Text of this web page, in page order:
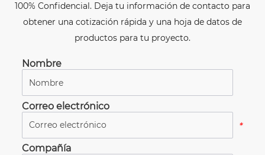
100% Confidencial. Deja tu información de contacto para
obtener una cotización rápida y una hoja de datos de
productos para tu proyecto.
Nombre
Correo electrónico
*
Compañía